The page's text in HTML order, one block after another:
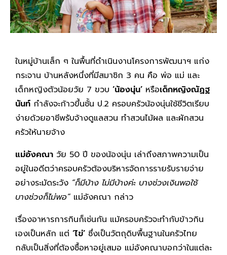
ในหมู่บ้านเล็ก ๆ ในพื้นที่ดำเนินงานโครงการพัฒนาฯ แก่ง
กระจาน บ้านหลังหนึ่งที่มีสมาชิก 3 คน คือ พ่อ แม่ และ
เด็กหญิงตัวน้อยวัย 7 ขวบ ‘น้องนุ่น’ หรือเด็กหญิงณัฏฐ
นันท์ กำลังจะก้าวขึ้นชั้น ป.2 ครอบครัวน้องนุ่นใช้ชีวิตเรียบ
ง่ายด้วยอาชีพรับจ้างดูแลสวน ทำสวนไม้ผล และผักสวน
ครัวให้นายจ้าง
แม่อังคณา วัย 50 ปี ของน้องนุ่น เล่าถึงสภาพความเป็น
อยู่ในอดีตว่าครอบครัวต้องบริหารจัดการรายรับรายจ่าย
อย่างระมัดระวัง “ก็มีบ้าง ไม่มีบ้างค่ะ บางช่วงเงินพอใช้
บางช่วงก็ไม่พอ”แม่อังคณา กล่าว
เรื่องอาหารการกินก็เช่นกัน แม้ครอบครัวจะทำกับข้าวกิน
เองเป็นหลัก แต่ ‘ไข่’ ซึ่งเป็นวัตถุดิบพื้นฐานในครัวไทย
กลับเป็นสิ่งที่ต้องซื้อหาอยู่เสมอ แม่อังคณาบอกว่าในแต่ละ